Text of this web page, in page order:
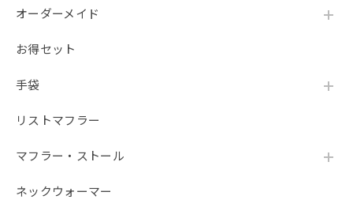
オーダーメイド
お得セット
手袋
リストマフラー
マフラー・ストール
ネックウォーマー
うございます。せっかく楽しみにしていただい
ご不便をおかけし大変申し訳ございません。 再
からもお客様に喜んでいただける商品をお届け